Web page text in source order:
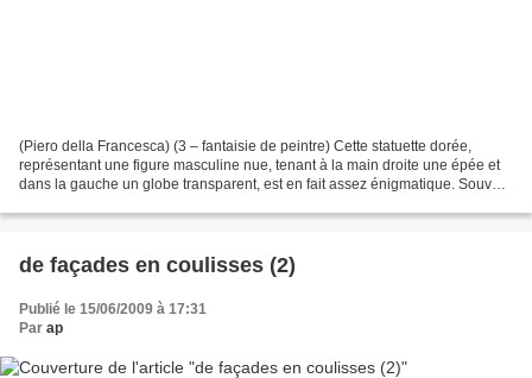
(Piero della Francesca) (3 – fantaisie de peintre) Cette statuette dorée,
représentant une figure masculine nue, tenant à la main droite une épée et
dans la gauche un globe transparent, est en fait assez énigmatique. Souvent
de façades en coulisses (2)
Publié le 15/06/2009 à 17:31
Par ap